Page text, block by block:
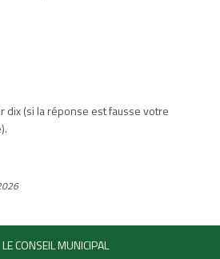
dix (si la réponse est fausse votre
LE CONSEIL MUNICIPAL